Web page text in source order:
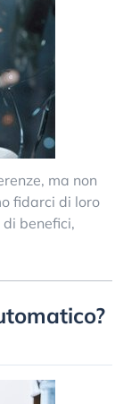
ma non
fidarci di loro
benefici,